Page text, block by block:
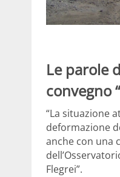
Le parole
convegno
“La situazione
deformazione
anche con una
Flegrei”.